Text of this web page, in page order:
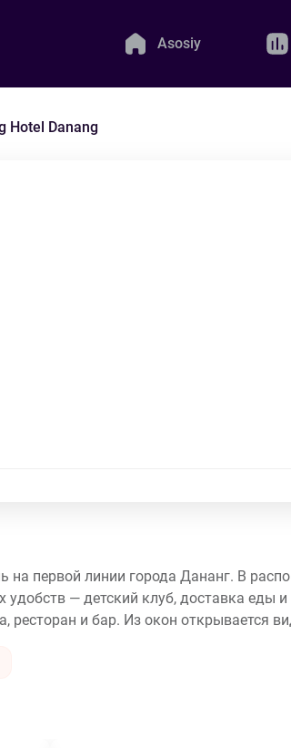
Asosiy
Hotel Danang
на первой линии города Дананг. В
удобств — детский клуб, доставка еды
ресторан и бар. Из окон открывается